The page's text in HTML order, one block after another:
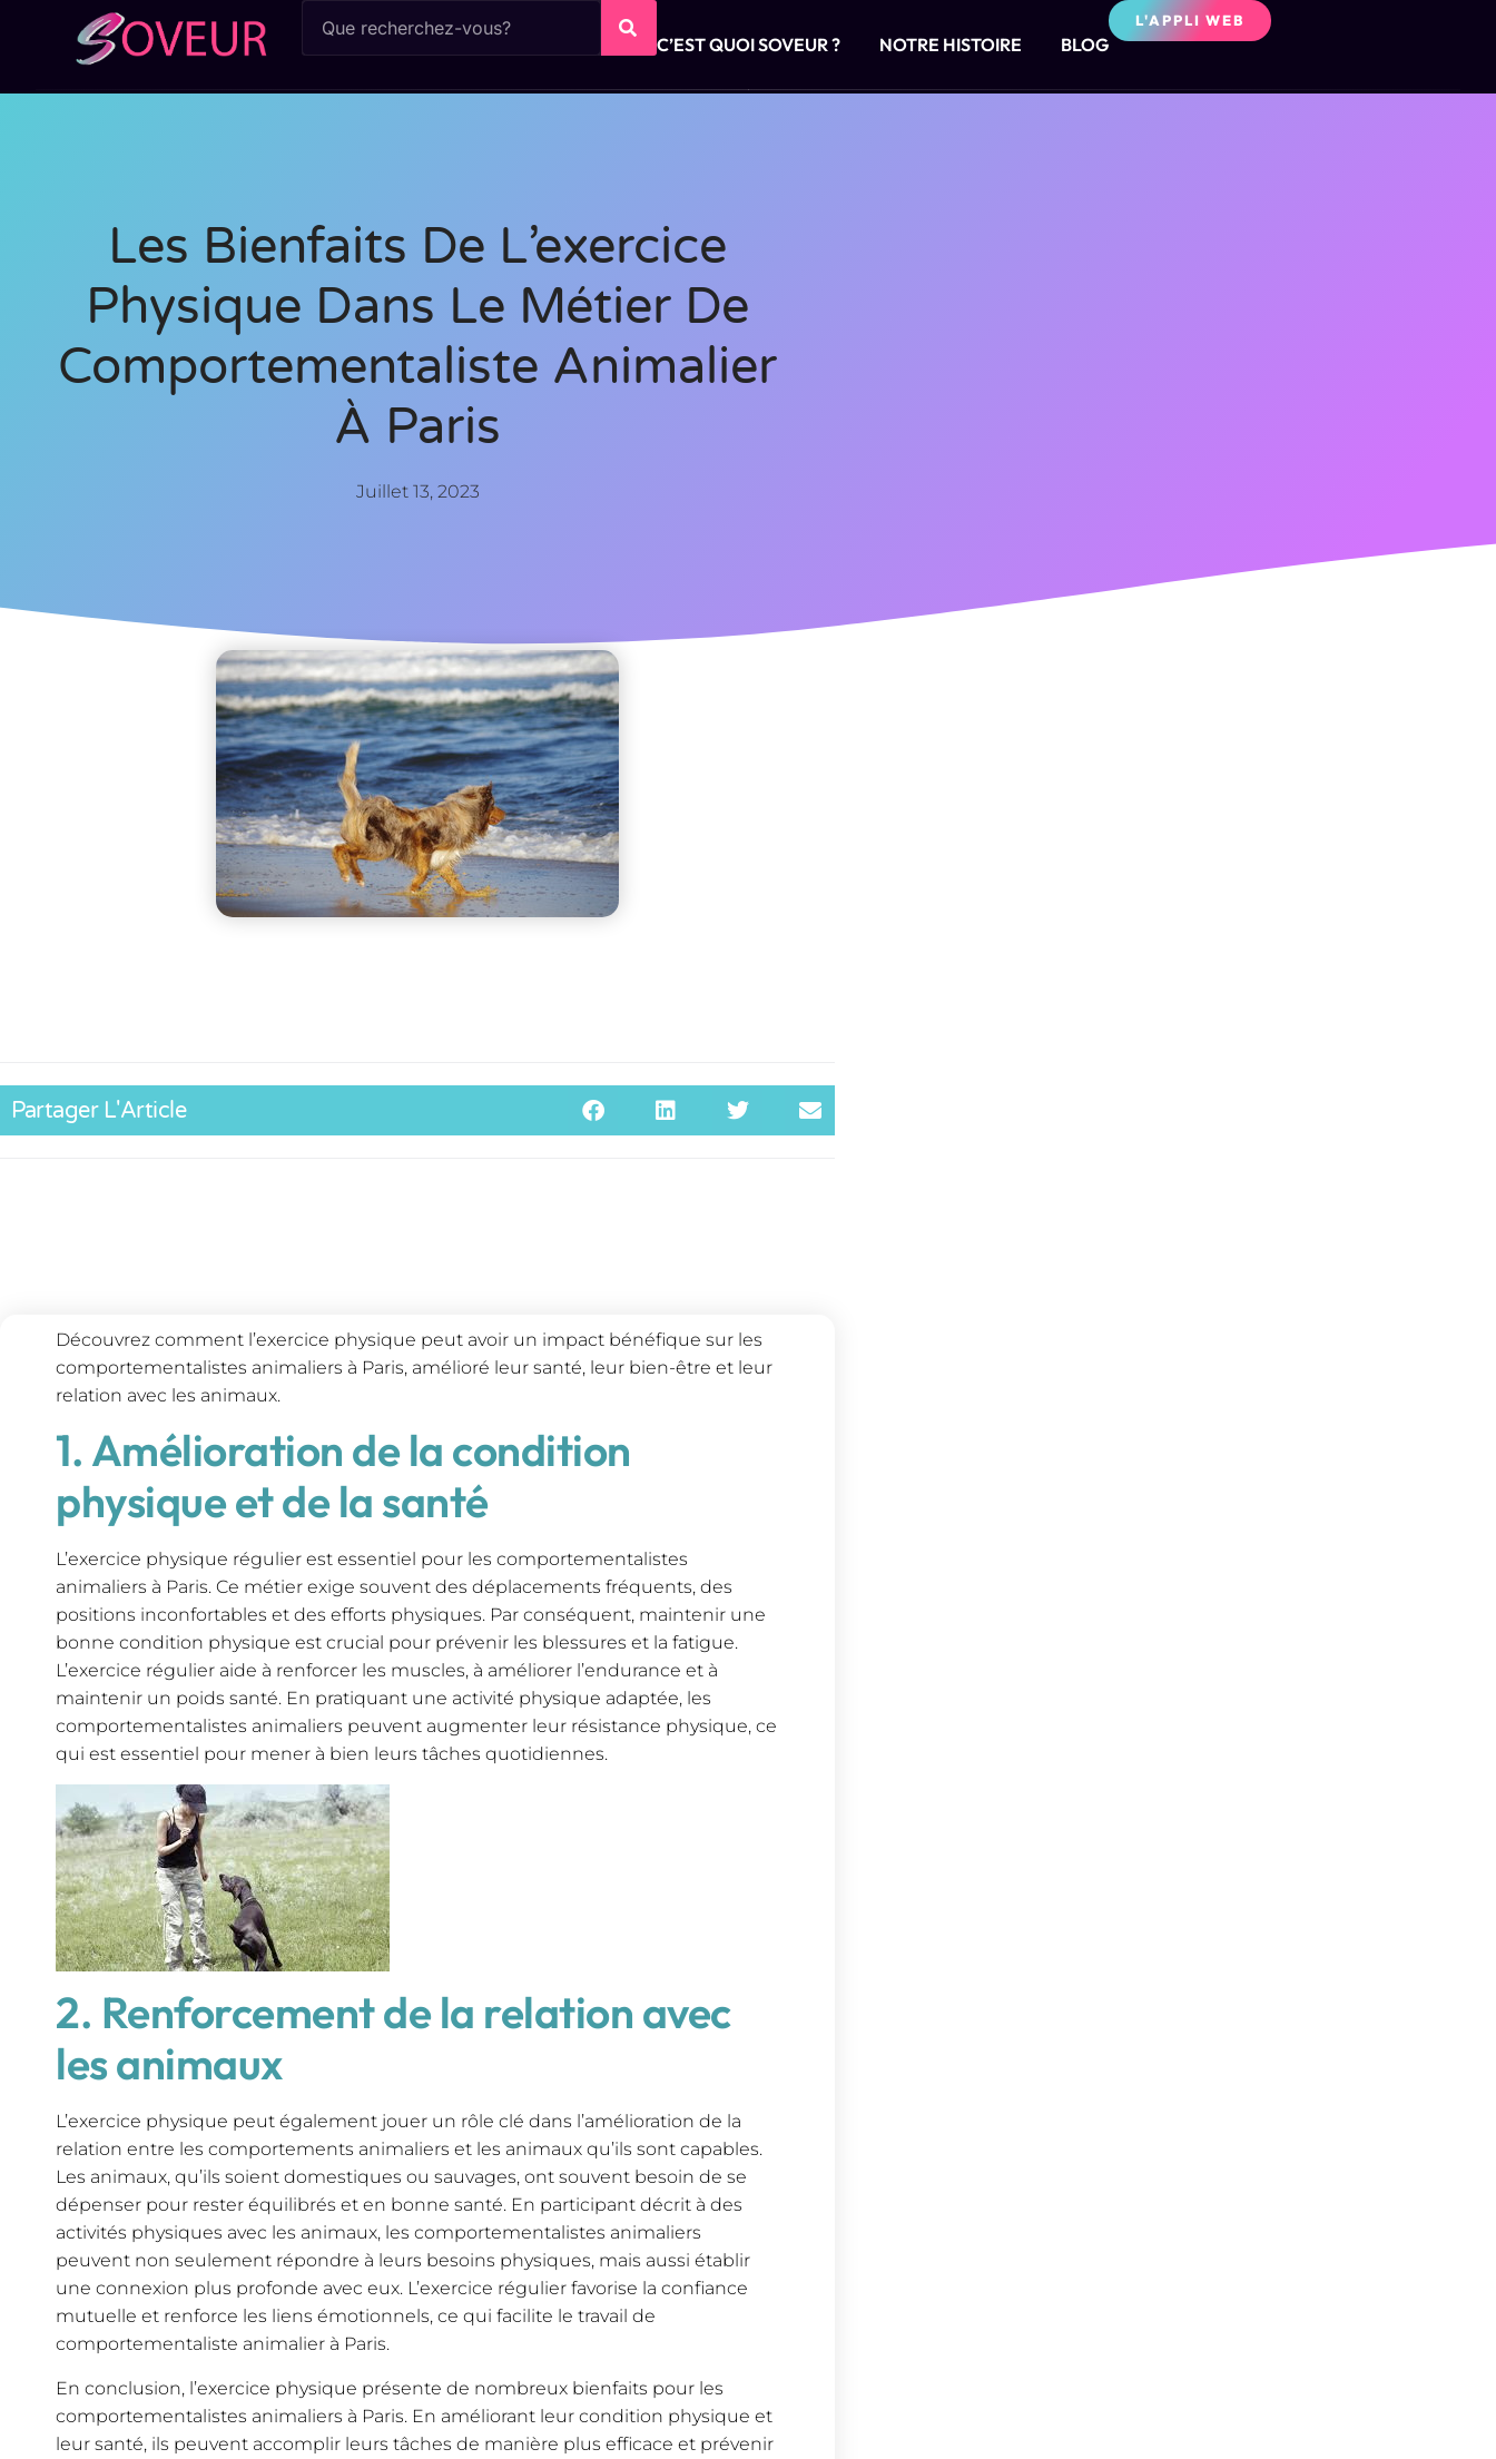
C’EST QUOI SOVEUR ? NOTRE HISTOIRE BLOG
L'APPLI WEB
Les Bienfaits De L’exercice
Physique Dans Le Métier De
Comportementaliste Animalier
À Paris
Juillet 13, 2023
Partager L'Article
Découvrez comment l’exercice physique peut avoir un impact bénéfique sur les
comportementalistes animaliers à Paris, amélioré leur santé, leur bien-être et leur
relation avec les animaux.
1. Amélioration de la condition
physique et de la santé
L’exercice physique régulier est essentiel pour les comportementalistes
animaliers à Paris. Ce métier exige souvent des déplacements fréquents, des
positions inconfortables et des efforts physiques. Par conséquent, maintenir une
bonne condition physique est crucial pour prévenir les blessures et la fatigue.
L’exercice régulier aide à renforcer les muscles, à améliorer l’endurance et à
maintenir un poids santé. En pratiquant une activité physique adaptée, les
comportementalistes animaliers peuvent augmenter leur résistance physique, ce
qui est essentiel pour mener à bien leurs tâches quotidiennes.
2. Renforcement de la relation avec
les animaux
L’exercice physique peut également jouer un rôle clé dans l’amélioration de la
relation entre les comportements animaliers et les animaux qu’ils sont capables.
Les animaux, qu’ils soient domestiques ou sauvages, ont souvent besoin de se
dépenser pour rester équilibrés et en bonne santé. En participant décrit à des
activités physiques avec les animaux, les comportementalistes animaliers
peuvent non seulement répondre à leurs besoins physiques, mais aussi établir
une connexion plus profonde avec eux. L’exercice régulier favorise la confiance
mutuelle et renforce les liens émotionnels, ce qui facilite le travail de
comportementaliste animalier à Paris.
En conclusion, l’exercice physique présente de nombreux bienfaits pour les
comportementalistes animaliers à Paris. En améliorant leur condition physique et
leur santé, ils peuvent accomplir leurs tâches de manière plus efficace et prévenir